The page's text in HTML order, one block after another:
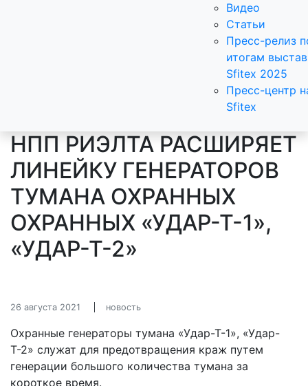
Видео
Статьи
Пресс-релиз
итогам
Sfitex 2025
Пресс-центр
Sfitex
НПП РИЭЛТА РАСШИРЯЕТ
ЛИНЕЙКУ ГЕНЕРАТОРОВ
ТУМАНА ОХРАННЫХ
ОХРАННЫХ «УДАР-Т-1»,
«УДАР-Т-2»
26 августа 2021 новость
Охранные генераторы тумана «Удар-Т-1», «Удар-
Т-2» служат для предотвращения краж путем
генерации большого количества тумана за
короткое время.